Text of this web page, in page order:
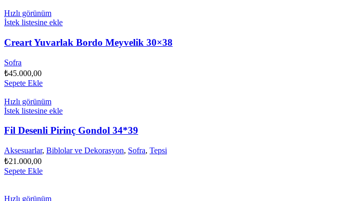
Hızlı görünüm
İstek listesine ekle
Creart Yuvarlak Bordo Meyvelik 30×38
Sofra
₺45.000,00
Sepete Ekle
Hızlı görünüm
İstek listesine ekle
Fil Desenli Pirinç Gondol 34*39
Aksesuarlar, Biblolar ve Dekorasyon, Sofra, Tepsi
₺21.000,00
Sepete Ekle
Hızlı görünüm